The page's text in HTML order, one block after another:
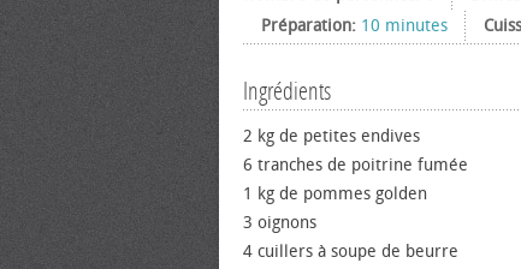
Préparation: 10 minutes
Ingrédients
2 kg de petites endives
6 tranches de poitrine fumée
1 kg de pommes golden
3 oignons
4 cuillers à soupe de beurre